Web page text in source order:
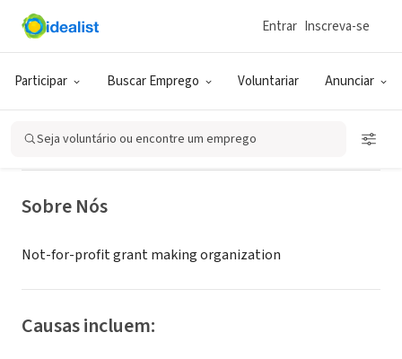
Participar Buscar Emprego Voluntariar Anunciar
Entrar Inscreva-se
Seja voluntário ou encontre um emprego
ONG (SETOR SOCIAL)
Foundation for a Healthy St.
Petersburg, Inc.
Saint Petersburg, FL| www.healthystpete.foundation
Sobre Nós
Not-for-profit grant making organization
Causas incluem: